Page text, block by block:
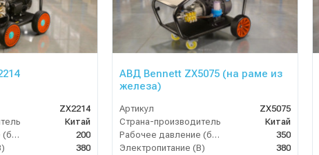
ZX2214
Китай
Рабочее давление (бар)
200
380
АВД Bennett ZX5075 (на раме из
железа)
Артикул
ZX5075
Страна-производитель
Китай
Рабочее давление (бар)
350
Электропитание (В)
380